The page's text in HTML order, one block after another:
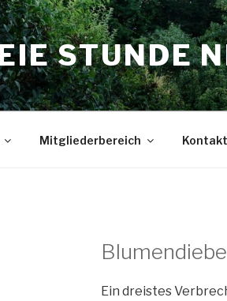
STUNDE
Mitgliederbereich
Blumendiebe
Ein dreistes